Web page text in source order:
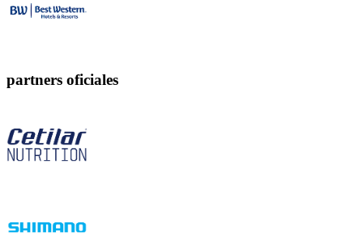
partners oficiales